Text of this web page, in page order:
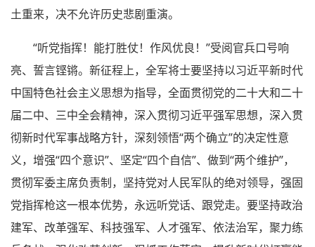
土重来，决不允许历史悲剧重演。
“听党指挥！能打胜仗！作风优良！”受阅官兵口号响
亮、誓言铿锵。新征程上，全军将士要坚持以习近平新时代
中国特色社会主义思想为指导，全面贯彻党的二十大和二十
届二中、三中全会精神，深入贯彻习近平强军思想，深入贯
彻新时代军事战略方针，深刻领悟“两个确立”的决定性意
义，增强“四个意识”、坚定“四个自信”、做到“两个维护”，
贯彻军委主席负责制，坚持党对人民军队的绝对领导，强固
党指挥枪这一根本优势，永远听党话、跟党走。要坚持政治
建军、改革强军、科技强军、人才强军、依法治军，聚力练